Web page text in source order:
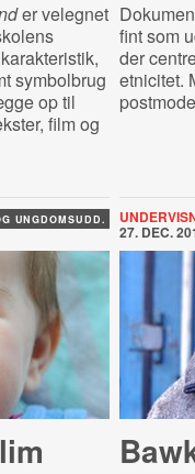
er velegnet
symbolbrug
op til
film og
fint som
der
etnicitet.
UNGDOMSUDD.
27. DEC.